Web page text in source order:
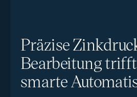
Präzise
Bearbeitung
smarte